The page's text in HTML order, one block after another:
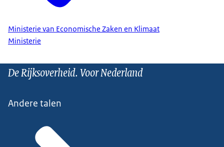
Ministerie van Economische Zaken en Klimaat
Ministerie
De Rijksoverheid. Voor Nederland
Andere talen